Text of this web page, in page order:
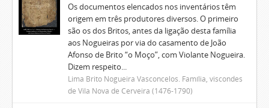
Os documentos elencados nos inventários têm
origem em três produtores diversos. O primeiro
são os dos Britos, antes da ligação desta família
aos Nogueiras por via do casamento de João
Afonso de Brito “o Moço”, com Violante Nogueira.
Dizem respeito...
Lima Brito Nogueira Vasconcelos. Família, viscondes
de Vila Nova de Cerveira (1476-1790)